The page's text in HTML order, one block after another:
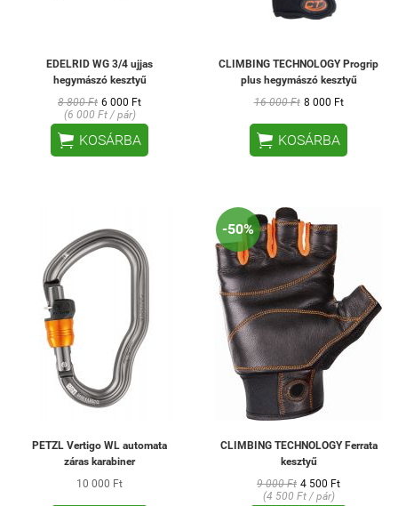
EDELRID WG 3/4 ujjas
hegymászó kesztyű
8 800 Ft 6 000 Ft
(6 000 Ft / pár)
 KOSÁRBA
CLIMBING TECHNOLOGY Progrip
plus hegymászó kesztyű
16 000 Ft 8 000 Ft
 KOSÁRBA
PETZL Vertigo WL automata
záras karabiner
10 000 Ft
-50%
CLIMBING TECHNOLOGY Ferrata
kesztyű
9 000 Ft 4 500 Ft
(4 500 Ft / pár)